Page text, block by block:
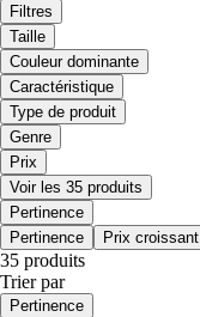
Filtres
Taille
Couleur dominante
Caractéristique
Type de produit
Genre
Prix
Voir les 35 produits
Pertinence
Pertinence
Prix croissant
35 produits
Trier par
Pertinence